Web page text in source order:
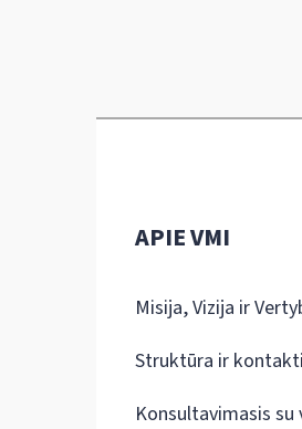
APIE VMI
Misija, Vizija ir
Struktūra ir
Konsultavimasis su